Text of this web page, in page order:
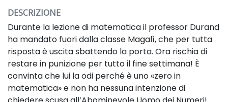
DESCRIZIONE
Durante la lezione di matematica il professor Durand
ha mandato fuori dalla classe Magalì, che per tutta
risposta è uscita sbattendo la porta. Ora rischia di
restare in punizione per tutto il fine settimana! È
convinta che lui la odi perché è uno «zero in
matematica» e non ha nessuna intenzione di